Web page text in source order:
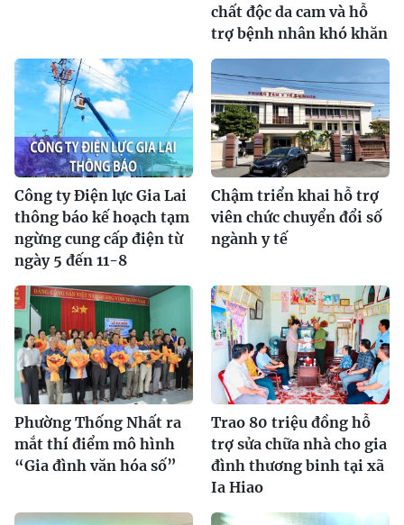
chất độc da cam và hỗ
trợ bệnh nhân khó khăn
Công ty Điện lực Gia Lai
thông báo kế hoạch tạm
ngừng cung cấp điện từ
ngày 5 đến 11-8
Chậm triển khai hỗ trợ
viên chức chuyển đổi số
ngành y tế
Phường Thống Nhất ra
mắt thí điểm mô hình
“Gia đình văn hóa số”
Trao 80 triệu đồng hỗ
trợ sửa chữa nhà cho gia
đình thương binh tại xã
Ia Hiao